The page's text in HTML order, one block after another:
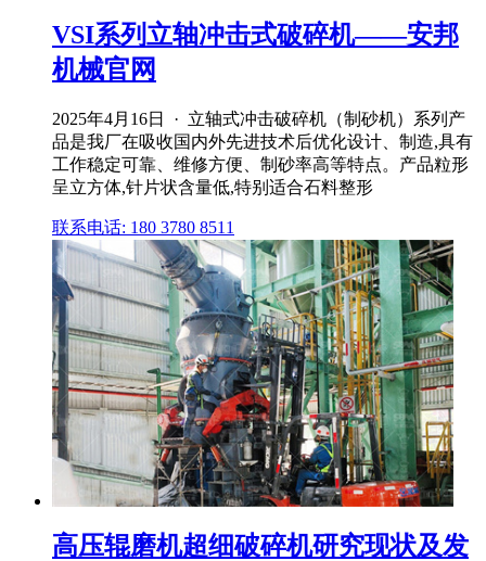
VSI系列立轴冲击式破碎机——安邦
机械官网
2025年4月16日 · 立轴式冲击破碎机（制砂机）系列产
品是我厂在吸收国内外先进技术后优化设计、制造,具有
工作稳定可靠、维修方便、制砂率高等特点。产品粒形
呈立方体,针片状含量低,特别适合石料整形
联系电话: 180 3780 8511
高压辊磨机超细破碎机研究现状及发